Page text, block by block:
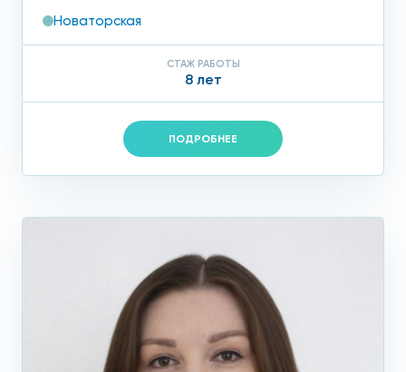
Новаторская
СТАЖ РАБОТЫ
8 лет
ПОДРОБНЕЕ